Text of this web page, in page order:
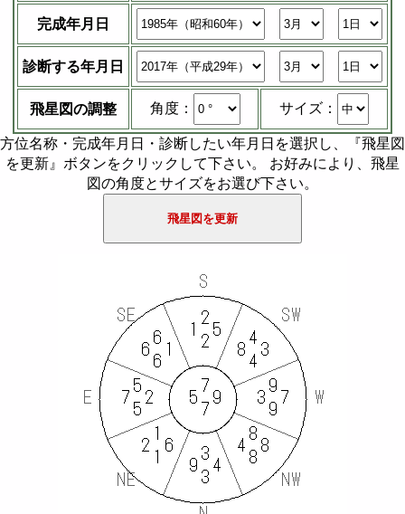
完成年月日
診断する年月日
飛星図の調整 角度： サイズ：
方位名称・完成年月日・診断したい年月日を選択し、『飛星図
を更新』ボタンをクリックして下さい。 お好みにより、飛星
図の角度とサイズをお選び下さい。